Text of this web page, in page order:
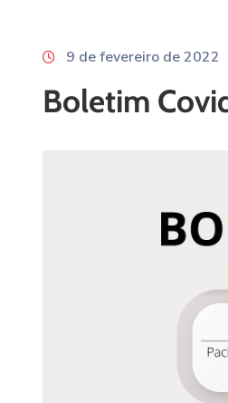
9 de fevereiro de 2022
Boletim